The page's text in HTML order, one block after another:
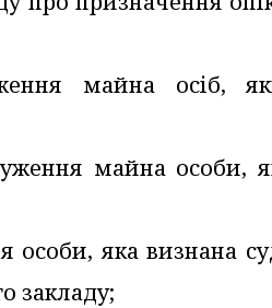
майна осіб,
майна особи,
особи, яка визнана
закладу;